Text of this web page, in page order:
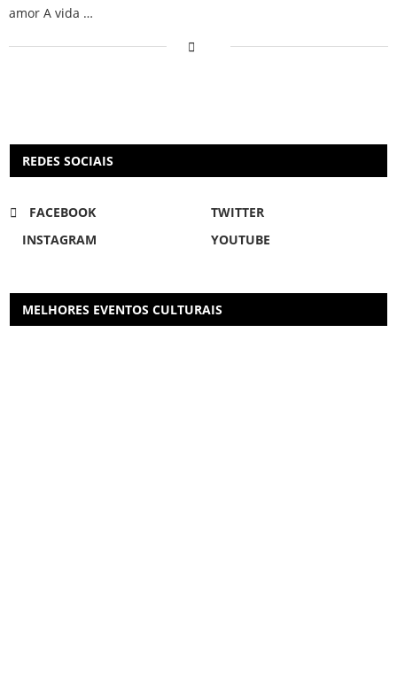
amor A vida …
REDES SOCIAIS
FACEBOOK
TWITTER
INSTAGRAM
YOUTUBE
MELHORES EVENTOS CULTURAIS